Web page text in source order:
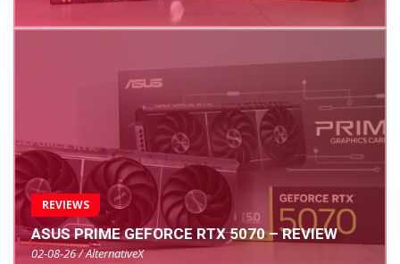
REVIEWS
ASUS PRIME GEFORCE RTX 5070 – REVIEW
02-08-26 / AlternativeX